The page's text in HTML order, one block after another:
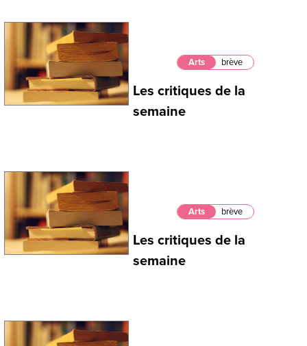
Arts brève
Les critiques de la
semaine
Arts brève
Les critiques de la
semaine